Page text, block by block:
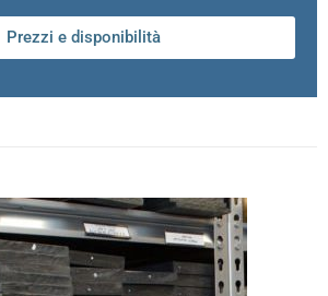
Prezzi e disponibilità